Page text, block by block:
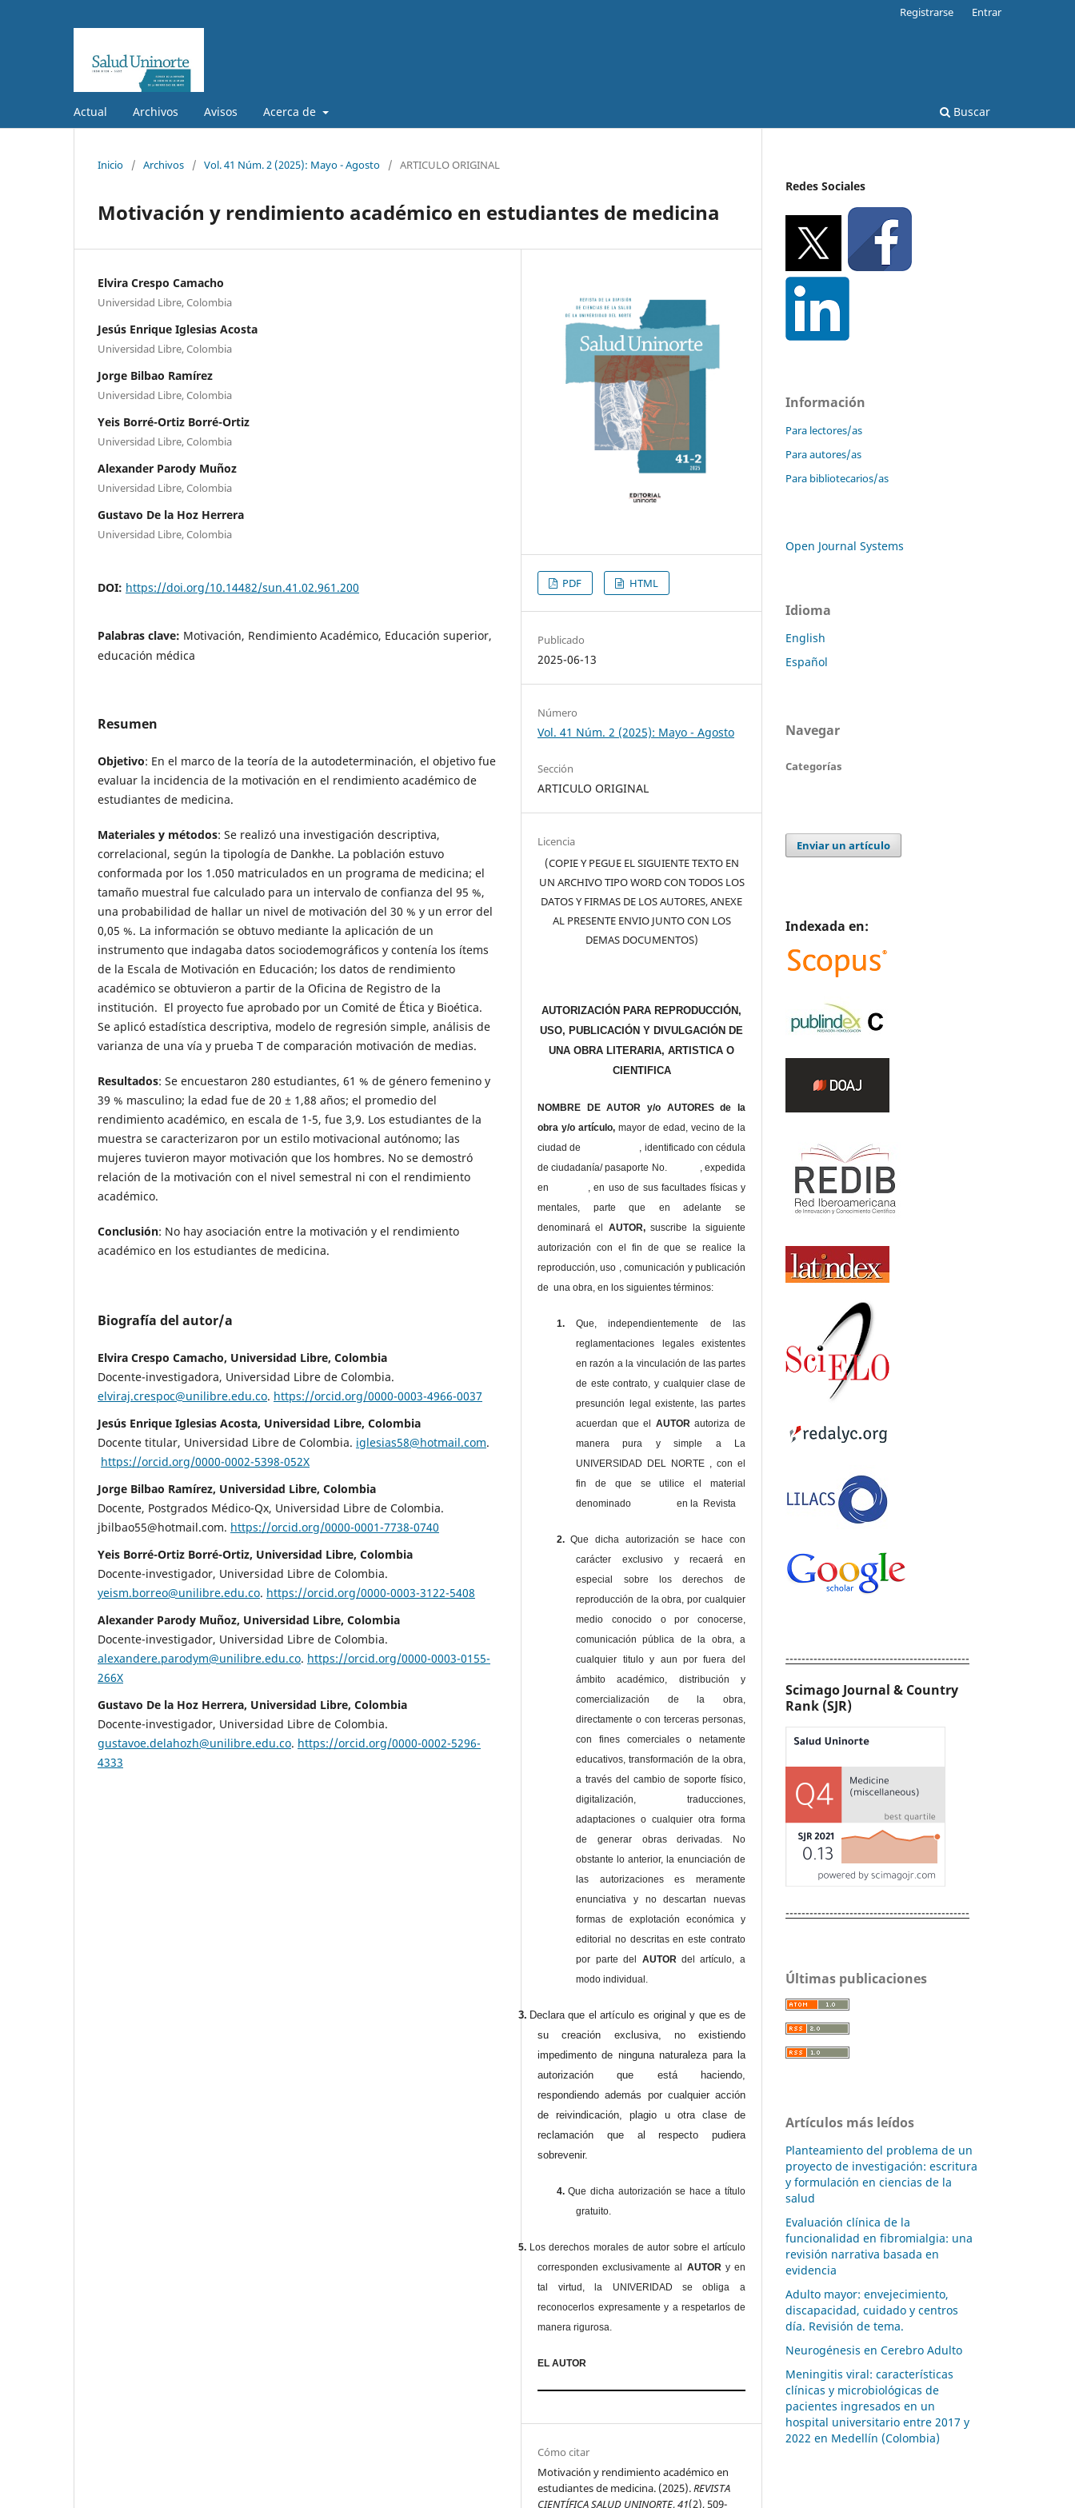
Actual Archivos Avisos Acerca de Buscar
Registrarse Entrar
Inicio / Archivos / Vol. 41 Núm. 2 (2025): Mayo - Agosto / ARTICULO ORIGINAL
Motivación y rendimiento académico en estudiantes de medicina
Elvira Crespo Camacho
Universidad Libre, Colombia
Jesús Enrique Iglesias Acosta
Universidad Libre, Colombia
Jorge Bilbao Ramírez
Universidad Libre, Colombia
Yeis Borré-Ortiz Borré-Ortiz
Universidad Libre, Colombia
Alexander Parody Muñoz
Universidad Libre, Colombia
Gustavo De la Hoz Herrera
Universidad Libre, Colombia
DOI: https://doi.org/10.14482/sun.41.02.961.200
Palabras clave: Motivación, Rendimiento Académico, Educación superior,
educación médica
Resumen
Objetivo: En el marco de la teoría de la autodeterminación, el objetivo fue
evaluar la incidencia de la motivación en el rendimiento académico de
estudiantes de medicina.
Materiales y métodos: Se realizó una investigación descriptiva,
correlacional, según la tipología de Dankhe. La población estuvo
conformada por los 1.050 matriculados en un programa de medicina; el
tamaño muestral fue calculado para un intervalo de confianza del 95 %,
una probabilidad de hallar un nivel de motivación del 30 % y un error del
0,05 %. La información se obtuvo mediante la aplicación de un
instrumento que indagaba datos sociodemográficos y contenía los ítems
de la Escala de Motivación en Educación; los datos de rendimiento
académico se obtuvieron a partir de la Oficina de Registro de la
institución. El proyecto fue aprobado por un Comité de Ética y Bioética.
Se aplicó estadística descriptiva, modelo de regresión simple, análisis de
varianza de una vía y prueba T de comparación motivación de medias.
Resultados: Se encuestaron 280 estudiantes, 61 % de género femenino y
39 % masculino; la edad fue de 20 ± 1,88 años; el promedio del
rendimiento académico, en escala de 1-5, fue 3,9. Los estudiantes de la
muestra se caracterizaron por un estilo motivacional autónomo; las
mujeres tuvieron mayor motivación que los hombres. No se demostró
relación de la motivación con el nivel semestral ni con el rendimiento
académico.
Conclusión: No hay asociación entre la motivación y el rendimiento
académico en los estudiantes de medicina.
Biografía del autor/a
Elvira Crespo Camacho, Universidad Libre, Colombia
Docente-investigadora, Universidad Libre de Colombia.
elviraj.crespoc@unilibre.edu.co. https://orcid.org/0000-0003-4966-0037
Jesús Enrique Iglesias Acosta, Universidad Libre, Colombia
Docente titular, Universidad Libre de Colombia. iglesias58@hotmail.com.
https://orcid.org/0000-0002-5398-052X
Jorge Bilbao Ramírez, Universidad Libre, Colombia
Docente, Postgrados Médico-Qx, Universidad Libre de Colombia.
jbilbao55@hotmail.com. https://orcid.org/0000-0001-7738-0740
Yeis Borré-Ortiz Borré-Ortiz, Universidad Libre, Colombia
Docente-investigador, Universidad Libre de Colombia.
yeism.borreo@unilibre.edu.co. https://orcid.org/0000-0003-3122-5408
Alexander Parody Muñoz, Universidad Libre, Colombia
Docente-investigador, Universidad Libre de Colombia.
alexandere.parodym@unilibre.edu.co. https://orcid.org/0000-0003-0155-
266X
Gustavo De la Hoz Herrera, Universidad Libre, Colombia
Docente-investigador, Universidad Libre de Colombia.
gustavoe.delahozh@unilibre.edu.co. https://orcid.org/0000-0002-5296-
4333
PDF HTML
Publicado
2025-06-13
Número
Vol. 41 Núm. 2 (2025): Mayo - Agosto
Sección
ARTICULO ORIGINAL
Licencia
(COPIE Y PEGUE EL SIGUIENTE TEXTO EN
UN ARCHIVO TIPO WORD CON TODOS LOS
DATOS Y FIRMAS DE LOS AUTORES, ANEXE
AL PRESENTE ENVIO JUNTO CON LOS
DEMAS DOCUMENTOS)
AUTORIZACIÓN PARA REPRODUCCIÓN,
USO, PUBLICACIÓN Y DIVULGACIÓN DE
UNA OBRA LITERARIA, ARTISTICA O
CIENTIFICA
NOMBRE DE AUTOR y/o AUTORES de la
obra y/o artículo,mayor de edad, vecino de la
ciudad de , identificado con cédula
de ciudadanía/ pasaporte No. , expedida
en , en uso de sus facultades físicas y
mentales, parte que en adelante se
denominará el AUTOR,suscribe la siguiente
autorización con el fin de que se realice la
reproducción, uso , comunicación y publicación
de una obra, en los siguientes términos:
1.
Que, independientemente de las
reglamentaciones legales existentes
en razón a la vinculación de las partes
de este contrato, y cualquier clase de
presunción legal existente, las partes
acuerdan que el AUTORautoriza de
manera pura y simple a La
UNIVERSIDAD DEL NORTE , con el
fin de que se utilice el material
denominado en la Revista
2. Que dicha autorización se hace con
carácter exclusivo y recaerá en
especial sobre los derechos de
reproducción de la obra, por cualquier
medio conocido o por conocerse,
comunicación pública de la obra, a
cualquier titulo y aun por fuera del
ámbito académico, distribución y
comercialización de la obra,
directamente o con terceras personas,
con fines comerciales o netamente
educativos, transformación de la obra,
a través del cambio de soporte físico,
digitalización, traducciones,
adaptaciones o cualquier otra forma
de generar obras derivadas. No
obstante lo anterior, la enunciación de
las autorizaciones es meramente
enunciativa y no descartan nuevas
formas de explotación económica y
editorial no descritas en este contrato
por parte del AUTOR del artículo, a
modo individual.
3. Declara que el artículo es original y que es de
su creación exclusiva, no existiendo
impedimento de ninguna naturaleza para la
autorización que está haciendo,
respondiendo además por cualquier acción
de reivindicación, plagio u otra clase de
reclamación que al respecto pudiera
sobrevenir.
4. Que dicha autorización se hace a título
gratuito.
5. Los derechos morales de autor sobre el artículo
corresponden exclusivamente al AUTOR y en
tal virtud, la UNIVERIDAD se obliga a
reconocerlos expresamente y a respetarlos de
manera rigurosa.
EL AUTOR
Cómo citar
Motivación y rendimiento académico en
estudiantes de medicina. (2025).REVISTA
CIENTÍFICA SALUD UNINORTE,41(2), 509-
Redes Sociales
Información
Para lectores/as
Para autores/as
Para bibliotecarios/as
Open Journal Systems
Idioma
English
Español
Navegar
Categorías
Enviar un artículo
Indexada en:
----------------------------------------------
Scimago Journal & Country
Rank (SJR)
----------------------------------------------
Últimas publicaciones
Artículos más leídos
Planteamiento del problema de un
proyecto de investigación: escritura
y formulación en ciencias de la
salud
Evaluación clínica de la
funcionalidad en fibromialgia: una
revisión narrativa basada en
evidencia
Adulto mayor: envejecimiento,
discapacidad, cuidado y centros
día. Revisión de tema.
Neurogénesis en Cerebro Adulto
Meningitis viral: características
clínicas y microbiológicas de
pacientes ingresados en un
hospital universitario entre 2017 y
2022 en Medellín (Colombia)